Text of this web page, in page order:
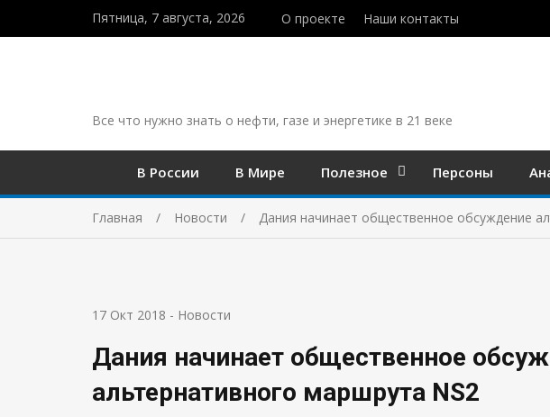
Пятница, 7 августа, 2026 О проекте Наши контакты
Все что нужно знать о нефти, газе и энергетике в 21 веке
В России В Мире Полезное Персоны
Главная Новости Дания начинает общественное обсуждение
17 Окт 2018 - Новости
Дания начинает общественное
альтернативного маршрута NS2